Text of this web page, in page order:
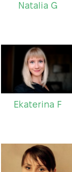
Natalia G
Ekaterina F